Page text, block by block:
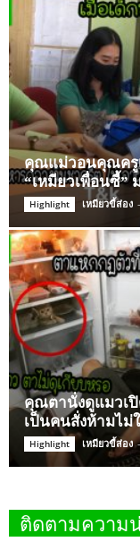
คุณแม่วอนคุณครู
“เหมียวเพื่อนซี้”
Highlight เหมียวขี้ส่อง -
คุณตานั่งดูแมวเปิ
เป็นคนสั่งห้ามไม่
Highlight เหมียวขี้ส่อง -
ติดตามความ